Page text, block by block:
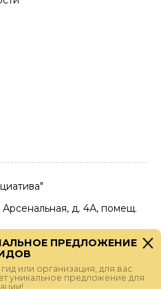
д. 4А, помещ.
ПРЕДЛОЖЕНИЕ
или организация, для вас
уникальное предложение для